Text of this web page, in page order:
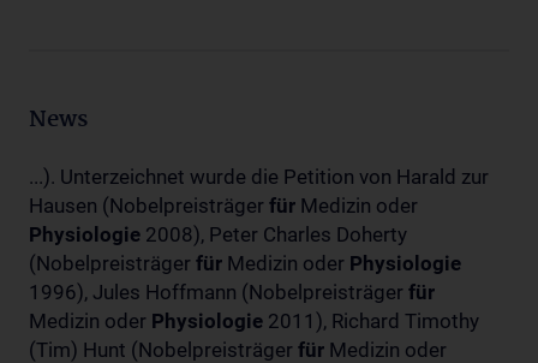
News
...). Unterzeichnet wurde die Petition von Harald zur
Hausen (Nobelpreisträger für Medizin oder
Physiologie 2008), Peter Charles Doherty
(Nobelpreisträger für Medizin oder Physiologie
1996), Jules Hoffmann (Nobelpreisträger für
Medizin oder Physiologie 2011), Richard Timothy
(Tim) Hunt (Nobelpreisträger für Medizin oder